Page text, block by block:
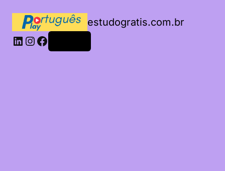
estudogratis.com.br
LinkedIn
Instagram
Facebook